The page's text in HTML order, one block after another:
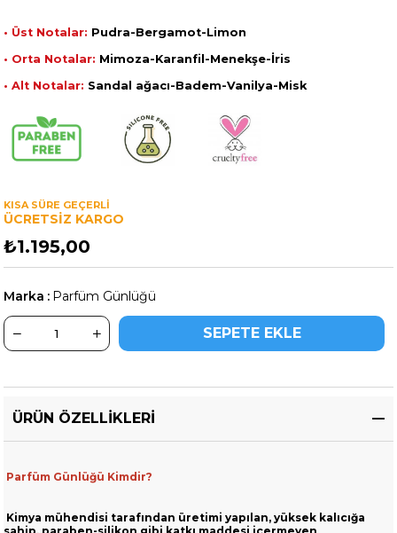
• Üst Notalar: Pudra-Bergamot-Limon
• Orta Notalar: Mimoza-Karanfil-Menekşe-İris
• Alt Notalar: Sandal ağacı-Badem-Vanilya-Misk
KISA SÜRE GEÇERLİ
ÜCRETSİZ KARGO
₺1.195,00
Marka : Parfüm Günlüğü
ÜRÜN ÖZELLIKLERI
Parfüm Günlüğü Kimdir?
Kimya mühendisi tarafından üretimi yapılan, yüksek kalıcığa